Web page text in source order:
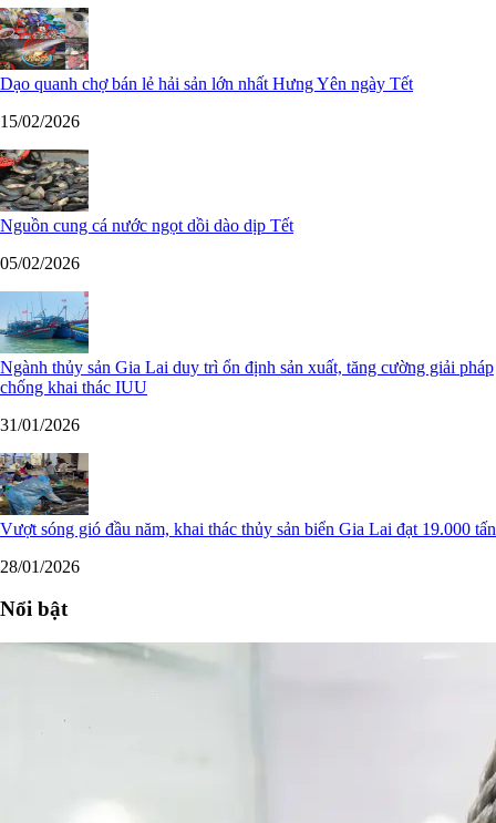
Dạo quanh chợ bán lẻ hải sản lớn nhất Hưng Yên ngày Tết
15/02/2026
Nguồn cung cá nước ngọt dồi dào dịp Tết
05/02/2026
Ngành thủy sản Gia Lai duy trì ổn định sản xuất, tăng cường giải pháp
chống khai thác IUU
31/01/2026
Vượt sóng gió đầu năm, khai thác thủy sản biển Gia Lai đạt 19.000 tấn
28/01/2026
Nổi bật